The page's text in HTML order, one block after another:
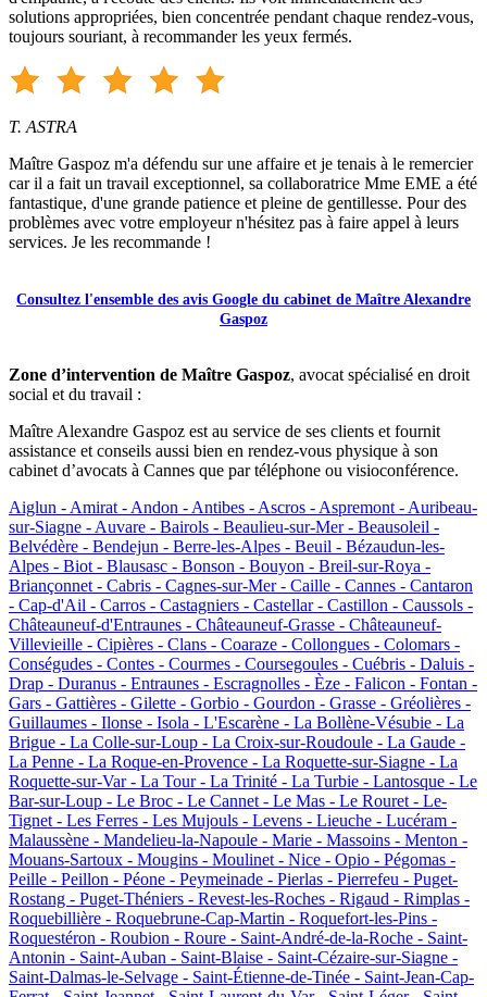
solutions appropriées, bien concentrée pendant chaque rendez-vous,
toujours souriant, à recommander les yeux fermés.
T. ASTRA
Maître Gaspoz m'a défendu sur une affaire et je tenais à le remercier
car il a fait un travail exceptionnel, sa collaboratrice Mme EME a été
fantastique, d'une grande patience et pleine de gentillesse. Pour des
problèmes avec votre employeur n'hésitez pas à faire appel à leurs
services. Je les recommande !
Consultez l'ensemble des avis Google du cabinet de Maître Alexandre
Gaspoz
Zone d’intervention de Maître Gaspoz, avocat spécialisé en droit
social et du travail :
Maître Alexandre Gaspoz est au service de ses clients et fournit
assistance et conseils aussi bien en rendez-vous physique à son
cabinet d’avocats à Cannes que par téléphone ou visioconférence.
Aiglun - Amirat - Andon - Antibes - Ascros - Aspremont - Auribeau-
sur-Siagne - Auvare - Bairols - Beaulieu-sur-Mer - Beausoleil -
Belvédère - Bendejun - Berre-les-Alpes - Beuil - Bézaudun-les-
Alpes - Biot - Blausasc - Bonson - Bouyon - Breil-sur-Roya -
Briançonnet - Cabris - Cagnes-sur-Mer - Caille - Cannes - Cantaron
- Cap-d'Ail - Carros - Castagniers - Castellar - Castillon - Caussols -
Châteauneuf-d'Entraunes - Châteauneuf-Grasse - Châteauneuf-
Villevieille - Cipières - Clans - Coaraze - Collongues - Colomars -
Conségudes - Contes - Courmes - Coursegoules - Cuébris - Daluis -
Drap - Duranus - Entraunes - Escragnolles - Èze - Falicon - Fontan -
Gars - Gattières - Gilette - Gorbio - Gourdon - Grasse - Gréolières -
Guillaumes - Ilonse - Isola - L'Escarène - La Bollène-Vésubie - La
Brigue - La Colle-sur-Loup - La Croix-sur-Roudoule - La Gaude -
La Penne - La Roque-en-Provence - La Roquette-sur-Siagne - La
Roquette-sur-Var - La Tour - La Trinité - La Turbie - Lantosque - Le
Bar-sur-Loup - Le Broc - Le Cannet - Le Mas - Le Rouret - Le-
Tignet - Les Ferres - Les Mujouls - Levens - Lieuche - Lucéram -
Malaussène - Mandelieu-la-Napoule - Marie - Massoins - Menton -
Mouans-Sartoux - Mougins - Moulinet - Nice - Opio - Pégomas -
Peille - Peillon - Péone - Peymeinade - Pierlas - Pierrefeu - Puget-
Rostang - Puget-Théniers - Revest-les-Roches - Rigaud - Rimplas -
Roquebillière - Roquebrune-Cap-Martin - Roquefort-les-Pins -
Roquestéron - Roubion - Roure - Saint-André-de-la-Roche - Saint-
Antonin - Saint-Auban - Saint-Blaise - Saint-Cézaire-sur-Siagne -
Saint-Dalmas-le-Selvage - Saint-Étienne-de-Tinée - Saint-Jean-Cap-